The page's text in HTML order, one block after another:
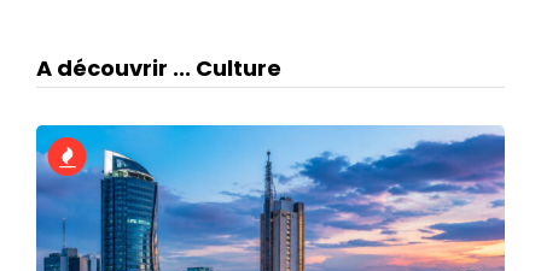
A découvrir ... Culture